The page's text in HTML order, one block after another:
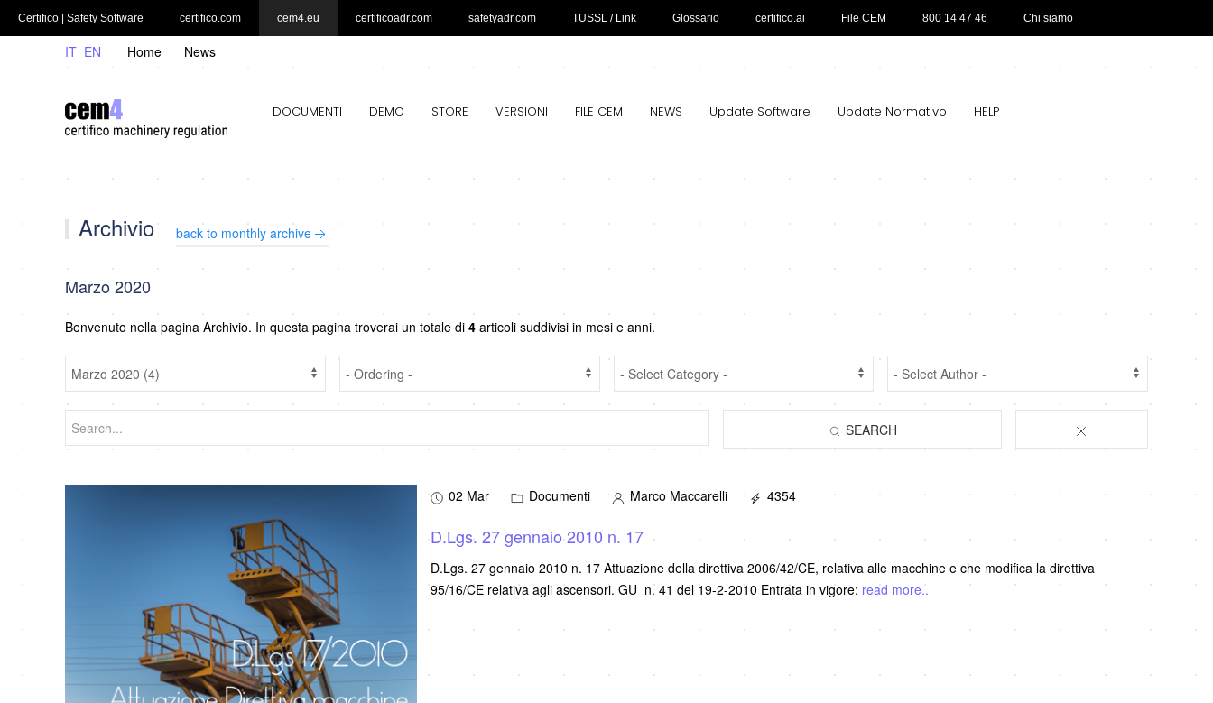
Certifico | Safety Software certifico.com cem4.eu certificoadr.com safetyadr.com TUSSL / Link Glossario certifico.ai File CEM 800 14 47 46 Chi siamo
IT EN Home News
DOCUMENTI DEMO STORE VERSIONI FILE CEM NEWS Update Software Update Normativo HELP
Archivio back to monthly archive
Marzo 2020
Benvenuto nella pagina Archivio. In questa pagina troverai un totale di 4 articoli suddivisi in mesi e anni.
SEARCH
02 Mar Documenti Marco Maccarelli 4354
D.Lgs. 27 gennaio 2010 n. 17
D.Lgs. 27 gennaio 2010 n. 17 Attuazione della direttiva 2006/42/CE, relativa alle macchine e che modifica la direttiva
95/16/CE relativa agli ascensori. GU n. 41 del 19-2-2010 Entrata in vigore: read more..